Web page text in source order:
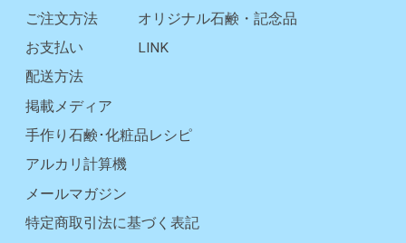
ご注文方法
お支払い
オリジナル石鹸・記念品
LINK
配送方法
掲載メディア
手作り石鹸･化粧品レシピ
アルカリ計算機
メールマガジン
特定商取引法に基づく表記